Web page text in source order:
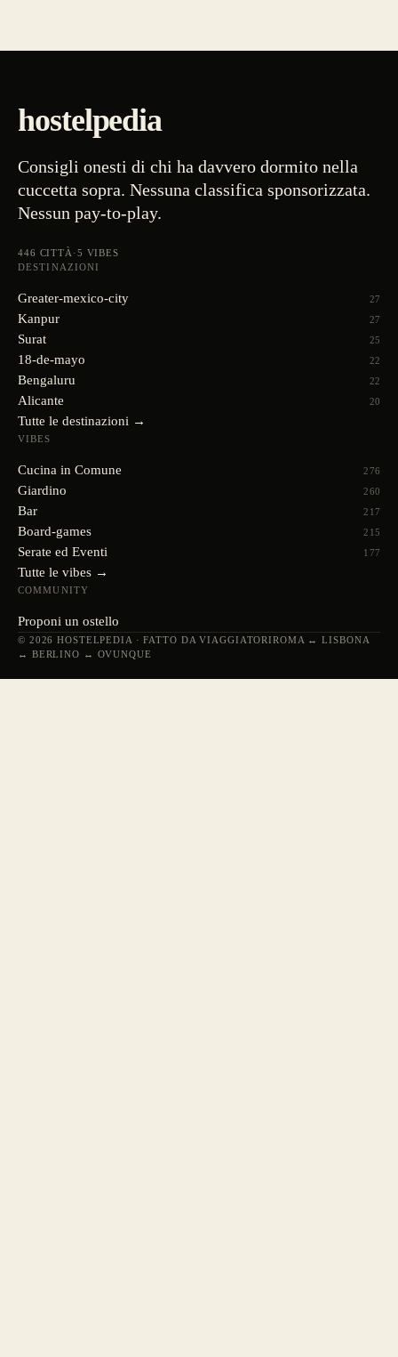
hostelpedia
Consigli onesti di chi ha davvero dormito nella
cuccetta sopra. Nessuna classifica sponsorizzata.
Nessun pay-to-play.
446 CITTÀ ·5 VIBES
DESTINAZIONI
Greater-mexico-city 27
Kanpur 27
Surat 25
18-de-mayo 22
Bengaluru 22
Alicante 20
Tutte le destinazioni →
VIBES
Cucina in Comune 276
Giardino 260
Bar 217
Board-games 215
Serate ed Eventi 177
Tutte le vibes →
COMMUNITY
Proponi un ostello
© 2026 HOSTELPEDIA · FATTO DA VIAGGIATORIROMA ↔ LISBONA
↔ BERLINO ↔ OVUNQUE